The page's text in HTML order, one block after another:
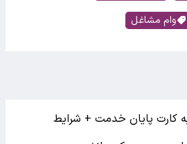
وام مشاغل
کارت پایان خدمت + شرایط